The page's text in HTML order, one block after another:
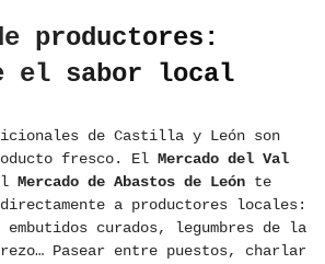
productores:
el sabor local
de Castilla y León son
fresco. El Mercado del Val
Mercado de Abastos de León te
a productores locales:
embutidos curados, legumbres de la
Pasear entre puestos, charlar